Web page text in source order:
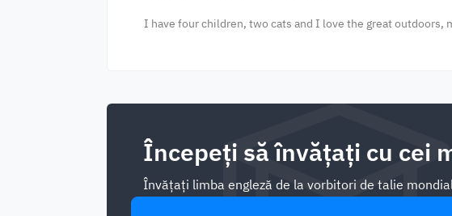
I have four children, two cats and I love the great outdoors,
Începeți să învățați cu cei
Învățați limba engleză de la vorbitori de talie